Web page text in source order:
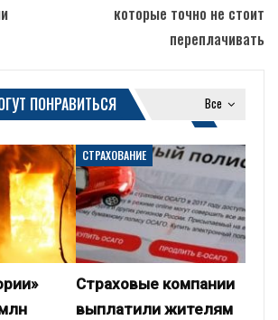
которые точно не стоит
переплачивать
Все
ПОНРАВИТЬСЯ
СТРАХОВАНИЕ
Страховые компании
выплатили жителям